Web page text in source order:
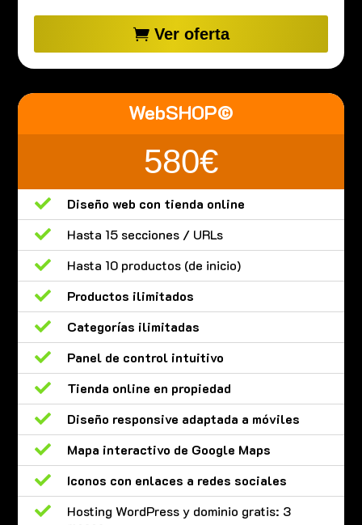
Ver oferta
WebSHOP©
580€

Diseño web con tienda online

Hasta 15 secciones / URLs

Hasta 10 productos (de inicio)

Productos ilimitados

Categorías ilimitadas

Panel de control intuitivo

Tienda online en propiedad

Diseño responsive adaptada a móviles

Mapa interactivo de Google Maps

Iconos con enlaces a redes sociales

Hosting WordPress y dominio gratis: 3